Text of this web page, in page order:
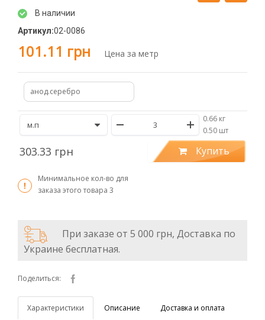
В наличии
Артикул:02-0086
101.11 грн Цена за метр
анод.серебро
0.66 кг
/0.50 шт
303.33 грн Купить
Минимальное кол-во для
заказа этого товара 3
При заказе от 5 000 грн, Доставка по
Украине бесплатная.
Поделиться:
Характеристики Описание Доставка и оплата